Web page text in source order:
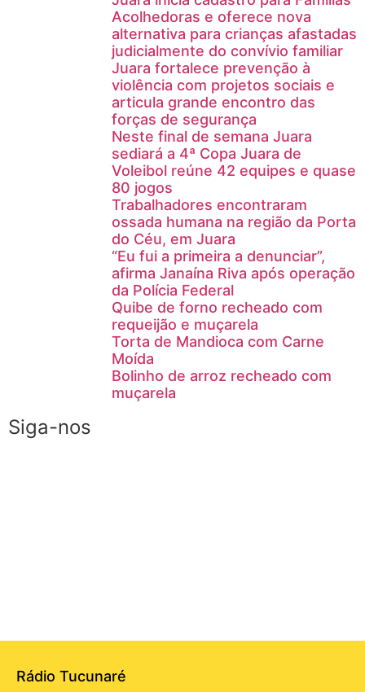
Acolhedoras e oferece nova
alternativa para crianças afastadas
judicialmente do convívio familiar
Juara fortalece prevenção à
violência com projetos sociais e
articula grande encontro das
forças de segurança
Neste final de semana Juara
sediará a 4ª Copa Juara de
Voleibol reúne 42 equipes e quase
80 jogos
Trabalhadores encontraram
ossada humana na região da Porta
do Céu, em Juara
“Eu fui a primeira a denunciar”,
afirma Janaína Riva após operação
da Polícia Federal
Quibe de forno recheado com
requeijão e muçarela
Torta de Mandioca com Carne
Moída
Bolinho de arroz recheado com
muçarela
Siga-nos
Rádio Tucunaré